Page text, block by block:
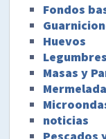
Fondos
Huevos
Legumbres
Masas y
noticias